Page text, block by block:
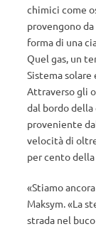
chimici come
provengono
forma di una
Quel gas, un
Sistema
Attraverso gli
dal bordo
proveniente
velocità di
per cento
«Stiamo
Maksym. «La
strada nel